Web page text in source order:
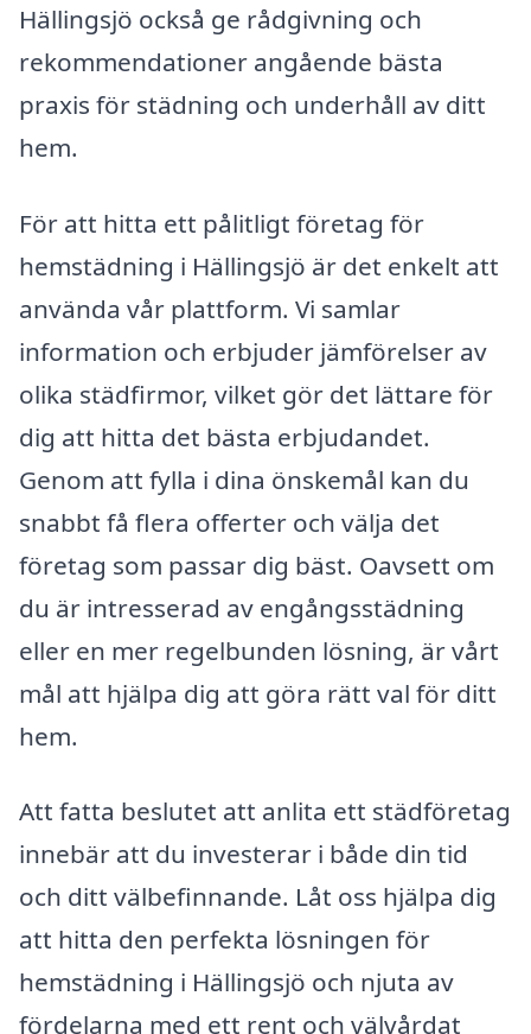
Hällingsjö också ge rådgivning och
rekommendationer angående bästa
praxis för städning och underhåll av ditt
hem.
För att hitta ett pålitligt företag för
hemstädning i Hällingsjö är det enkelt att
använda vår plattform. Vi samlar
information och erbjuder jämförelser av
olika städfirmor, vilket gör det lättare för
dig att hitta det bästa erbjudandet.
Genom att fylla i dina önskemål kan du
snabbt få flera offerter och välja det
företag som passar dig bäst. Oavsett om
du är intresserad av engångsstädning
eller en mer regelbunden lösning, är vårt
mål att hjälpa dig att göra rätt val för ditt
hem.
Att fatta beslutet att anlita ett städföretag
innebär att du investerar i både din tid
och ditt välbefinnande. Låt oss hjälpa dig
att hitta den perfekta lösningen för
hemstädning i Hällingsjö och njuta av
fördelarna med ett rent och välvårdat